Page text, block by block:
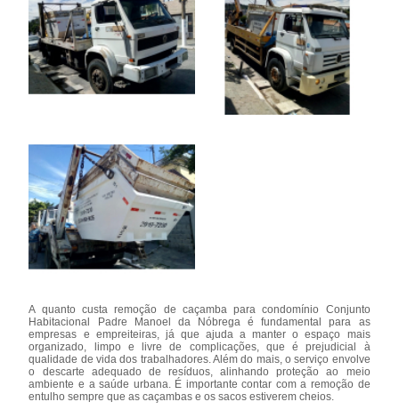
A quanto custa remoção de caçamba para condomínio Conjunto
Habitacional Padre Manoel da Nóbrega é fundamental para as
empresas e empreiteiras, já que ajuda a manter o espaço mais
organizado, limpo e livre de complicações, que é prejudicial à
qualidade de vida dos trabalhadores. Além do mais, o serviço envolve
o descarte adequado de resíduos, alinhando proteção ao meio
ambiente e a saúde urbana. É importante contar com a remoção de
entulho sempre que as caçambas e os sacos estiverem cheios.